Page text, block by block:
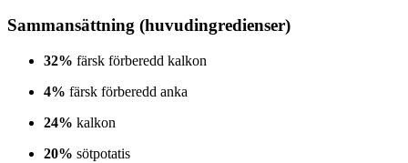
Sammansättning (huvudingredienser)
32% färsk förberedd kalkon
4% färsk förberedd anka
24% kalkon
20% sötpotatis